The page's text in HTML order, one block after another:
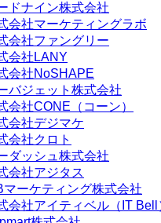
ドナイン株式会社
会社マーケティングラボ
会社ファングリー
会社LANY
会社NoSHAPE
バジェット株式会社
会社CONE（コーン）
会社デジマケ
会社クロト
ダッシュ株式会社
会社アジタス
マーケティング株式会社
会社アイティベル（IT Bell